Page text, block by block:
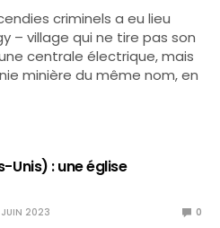
criminels a eu lieu
– village qui ne tire pas son
centrale électrique, mais
minière du même nom, en
Unis) : une église
JUIN 2023 0